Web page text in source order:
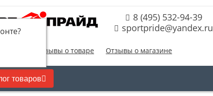
?
8 (495) 532-94-39
sportpride@yandex.ru
Отзывы о товаре Отзывы о магазине
товаров